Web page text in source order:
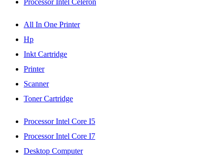
Processor Intel Celeron
All In One Printer
Hp
Inkt Cartridge
Printer
Scanner
Toner Cartridge
Processor Intel Core I5
Processor Intel Core I7
Desktop Computer